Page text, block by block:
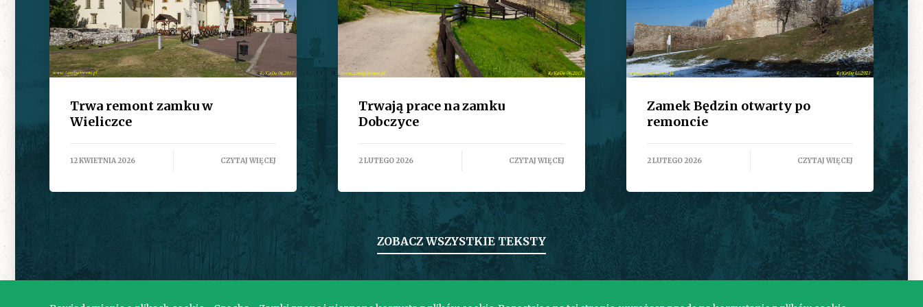
Trwa remont zamku w
Wieliczce
12 KWIETNIA 2026 CZYTAJ WIĘCEJ
Trwają prace na zamku
Dobczyce
2 LUTEGO 2026 CZYTAJ WIĘCEJ
Zamek Będzin otwarty po
remoncie
2 LUTEGO 2026 CZYTAJ WIĘCEJ
ZOBACZ WSZYSTKIE TEKSTY